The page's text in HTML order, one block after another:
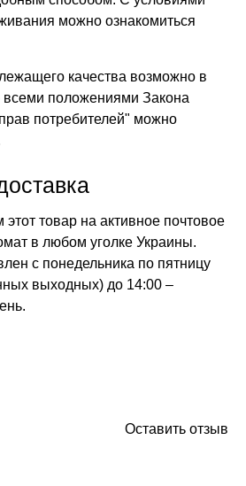
можно ознакомиться
качества возможно в
всеми положениями Закона
потребителей" можно
товар на активное почтовое
в любом уголке Украины.
с понедельника по пятницу
выходных) до 14:00 –
Оставить отзыв